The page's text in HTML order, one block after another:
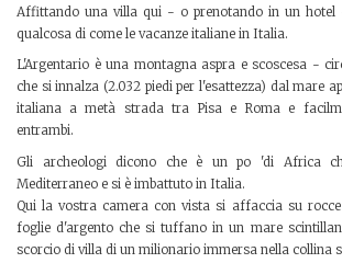
Affittando una villa qui - o prenotando in un hotel
qualcosa di come le vacanze italiane in Italia.
L'Argentario è una montagna aspra e scoscesa -
che si innalza (2.032 piedi per l'esattezza) dal mare
italiana a metà strada tra Pisa e Roma e
entrambi.
Gli archeologi dicono che è un po 'di Africa
Mediterraneo e si è imbattuto in Italia.
Qui la vostra camera con vista si affaccia su
foglie d'argento che si tuffano in un mare
scorcio di villa di un milionario immersa nella collina